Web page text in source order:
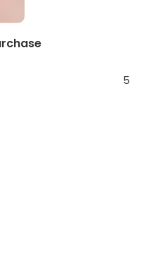
5